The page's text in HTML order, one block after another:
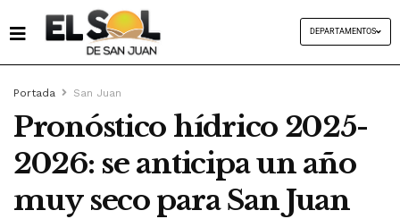
DEPARTAMENTOS
Portada San Juan
Pronóstico hídrico 2025-
2026: se anticipa un año
muy seco para San Juan